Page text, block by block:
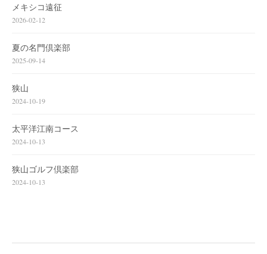
メキシコ遠征
2026-02-12
夏の名門倶楽部
2025-09-14
狭山
2024-10-19
太平洋江南コース
2024-10-13
狭山ゴルフ倶楽部
2024-10-13